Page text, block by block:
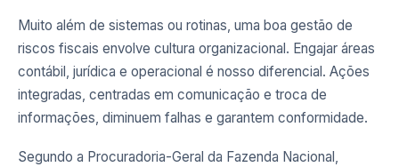
Muito além de sistemas ou rotinas, uma boa gestão de
riscos fiscais envolve cultura organizacional. Engajar áreas
contábil, jurídica e operacional é nosso diferencial. Ações
integradas, centradas em comunicação e troca de
informações, diminuem falhas e garantem conformidade.
Segundo a Procuradoria-Geral da Fazenda Nacional,